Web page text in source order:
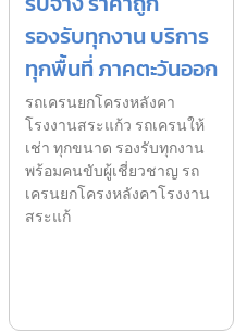
รองรับทุกงาน บริการ
ทุกพื้นที่ ภาคตะวันออก
รถเครนยกโครงหลังคา
โรงงานสระแก้ว รถเครนให้
เช่า ทุกขนาด รองรับทุกงาน
พร้อมคนขับผู้เชี่ยวชาญ รถ
เครนยกโครงหลังคาโรงงาน
สระแก้